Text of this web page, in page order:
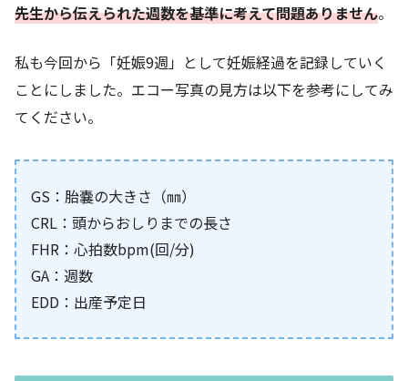
先生から伝えられた週数を基準に考えて問題ありません。
私も今回から「妊娠9週」として妊娠経過を記録していく
ことにしました。エコー写真の見方は以下を参考にしてみ
てください。
GS：胎嚢の大きさ（㎜）
CRL：頭からおしりまでの長さ
FHR：心拍数bpm(回/分)
GA：週数
EDD：出産予定日